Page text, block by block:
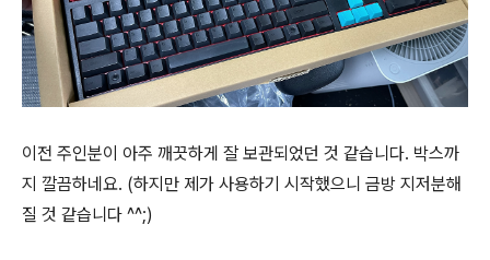
이전 주인분이 아주 깨끗하게 잘 보관되었던 것 같습니다. 박스까
지 깔끔하네요. (하지만 제가 사용하기 시작했으니 금방 지저분해
질 것 같습니다 ^^;)